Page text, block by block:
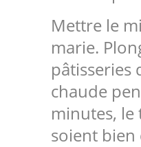
Mettre le
marie.
pâtisseries
chaude
minutes, le
soient bien